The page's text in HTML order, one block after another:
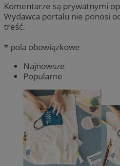
Komentarze są prywatnymi
Wydawca portalu nie ponosi
treść.
* pola obowiązkowe
Najnowsze
Popularne